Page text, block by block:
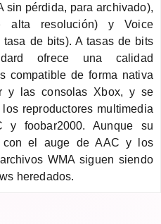
sin pérdida, para archivado),
alta resolución) y Voice
de bits). A tasas de bits
ofrece una calidad
compatible de forma nativa
y las consolas Xbox, y se
reproductores multimedia
y foobar2000. Aunque su
con el auge de AAC y los
WMA siguen siendo
heredados.